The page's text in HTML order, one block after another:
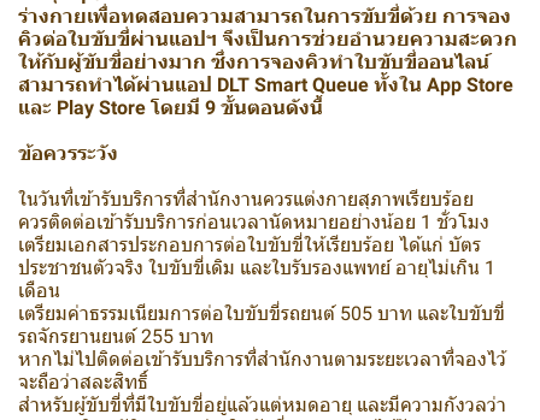
ร่างกายเพื่อทดสอบความสามารถในการขับขี่ด้วย การจอง
คิวต่อใบขับขี่ผ่านแอปฯ จึงเป็นการช่วยอำนวยความสะดวก
ให้กับผู้ขับขี่อย่างมาก ซึ่งการจองคิวทำใบขับขี่ออนไลน์
สามารถทำได้ผ่านแอป DLT Smart Queue ทั้งใน App Store
และ Play Store โดยมี 9 ขั้นตอนดังนี้
ข้อควรระวัง
ในวันที่เข้ารับบริการที่สำนักงานควรแต่งกายสุภาพเรียบร้อย
ควรติดต่อเข้ารับบริการก่อนเวลานัดหมายอย่างน้อย 1 ชั่วโมง
เตรียมเอกสารประกอบการต่อใบขับขี่ให้เรียบร้อย ได้แก่ บัตร
ประชาชนตัวจริง ใบขับขี่เดิม และใบรับรองแพทย์ อายุไม่เกิน 1
เดือน
เตรียมค่าธรรมเนียมการต่อใบขับขี่รถยนต์ 505 บาท และใบขับขี่
รถจักรยานยนต์ 255 บาท
หากไม่ไปติดต่อเข้ารับบริการที่สำนักงานตามระยะเวลาที่จองไว้
จะถือว่าสละสิทธิ์
สำหรับผู้ขับขี่ที่มีใบขับขี่อยู่แล้วแต่หมดอายุ และมีความกังวลว่า